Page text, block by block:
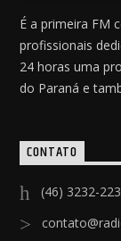
É a primeira FM
profissionais
24 horas uma
do Paraná e
CONTATO
(46) 3232-